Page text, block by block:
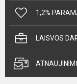
1,2%
LAISVOS